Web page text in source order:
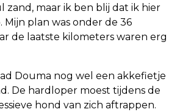
zand, maar ik ben blij dat ik hier
Mijn plan was onder de 36
de laatste kilometers waren erg
Douma nog wel een akkefietje
De hardloper moest tijdens de
hond van zich aftrappen.